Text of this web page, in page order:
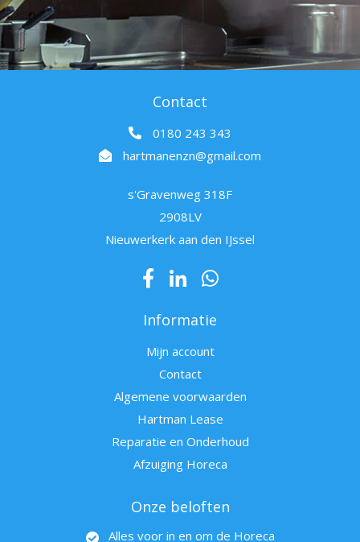
Contact
0180 243 343
hartmanenzn@gmail.com
s'Gravenweg 318F
2908LV
Nieuwerkerk aan den IJssel
Informatie
Mijn account
Contact
Algemene voorwaarden
Hartman Lease
Reparatie en Onderhoud
Afzuiging Horeca
Onze beloften
Alles voor in en om de Horeca